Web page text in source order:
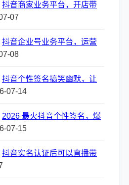
抖音商家业务平台，开店带
07
抖音企业号业务平台，运营
08
抖音个性签名搞笑幽默，让
07-14
2026 最火抖音个性签名，爆
07-15
抖音实名认证后可以直播带